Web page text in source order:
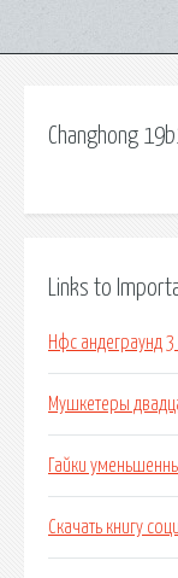
Changhong
Links to
Нфс андеграунд
Мушкетеры
Гайки
Скачать книгу